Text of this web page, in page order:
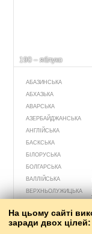
190 – яблуко
АБАЗИНСЬКА
АБХАЗЬКА
АВАРСЬКА
АЗЕРБАЙДЖАНСЬКА
АНГЛІЙСЬКА
БАСКСЬКА
БІЛОРУСЬКА
БОЛГАРСЬКА
ВАЛЛІЙСЬКА
ВЕРХНЬОЛУЖИЦЬКА
ГРЕЦЬКА
ГРУЗИНСЬКА
На цьому сайті
заради двох цілей: